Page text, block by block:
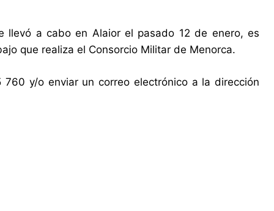
llevó a cabo en Alaior el pasado 12 de enero, es
que realiza el Consorcio Militar de Menorca.
y/o enviar un correo electrónico a la dirección